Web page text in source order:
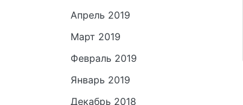
Апрель 2019
Март 2019
Февраль 2019
Январь 2019
Декабрь 2018